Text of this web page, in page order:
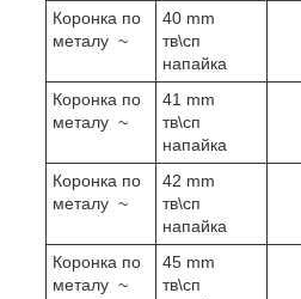
Коронка по
металу ~
40 mm
тв\сп
напайка
Коронка по
металу ~
41 mm
тв\сп
напайка
Коронка по
металу ~
42 mm
тв\сп
напайка
Коронка по
металу ~
45 mm
тв\сп